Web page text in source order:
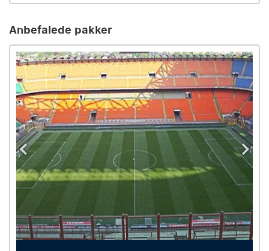
Anbefalede pakker